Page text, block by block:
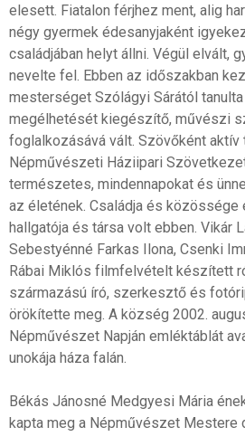
elesett. Fiatalon férjhez ment, alig
négy gyermek édesanyjaként
családjában helyt állni. Végül elvált,
nevelte fel. Ebben az időszakban
mesterséget Szólágyi Sárától tanulta
megélhetését kiegészítő, művészi
foglalkozásává vált. Szövőként aktív
Népművészeti Háziipari
természetes, mindennapokat és
az életének. Családja és közössége
hallgatója és társa volt ebben. Vikár
Sebestyénné Farkas Ilona, Csenki
Rábai Miklós filmfelvételt készített
származású író, szerkesztő és
örökítette meg. A község 2002.
Népművészet Napján emléktáblát
unokája háza falán.
Békás Jánosné Medgyesi Mária
kapta meg a Népművészet Mestere